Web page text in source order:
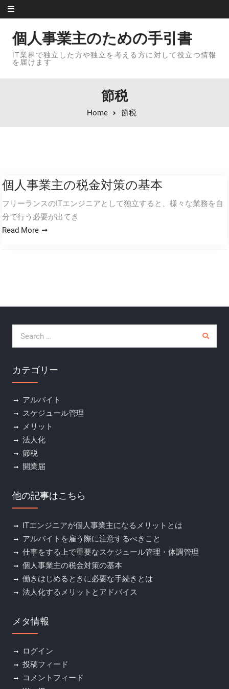
Skip to content
個人事業主のための手引書
IT業界で独立した方や独立を考える方に対して役立つ情報
を届けます
節税
Home 節税
個人事業主の税金対策の基本
フリーランスのITエンジニアとして独立すると、様々な業務を自
分で行う必要が出てき
Read More
カテゴリー
アルバイト
スケジュール管理
メリット
法人化
節税
開業届
他の記事はこちら
ITエンジニアが個人事業主になるメリットとは
アルバイトを雇う際に注意するべきこと
仕事をする上で重要なスケジュール管理・体調管理
個人事業主の税金対策の基本
働きはじめるときに必要な手続きとは
法人化するメリットとアドバイス
メタ情報
ログイン
投稿フィード
コメントフィード